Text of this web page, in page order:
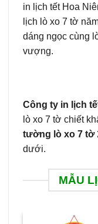
in lịch tết Hoa
lịch lò xo 7 tờ
dáng ngọc cùng
vượng.
Công ty in lịch
lò xo 7 tờ chiết
tường lò xo 7 tờ
dưới.
MẪU